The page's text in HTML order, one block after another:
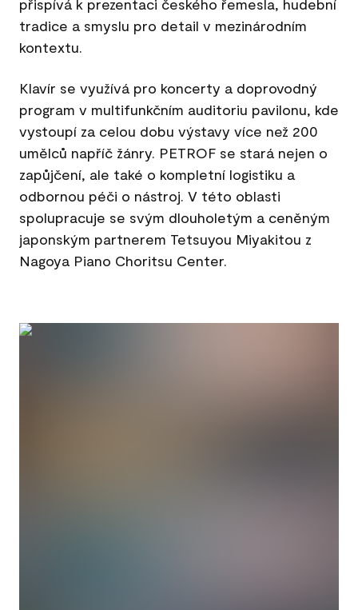
přispívá k prezentaci českého řemesla, hudební
tradice a smyslu pro detail v mezinárodním
kontextu.
Klavír se využívá pro koncerty a doprovodný
program v multifunkčním auditoriu pavilonu, kde
vystoupí za celou dobu výstavy více než 200
umělců napříč žánry. PETROF se stará nejen o
zapůjčení, ale také o kompletní logistiku a
odbornou péči o nástroj. V této oblasti
spolupracuje se svým dlouholetým a ceněným
japonským partnerem Tetsuyou Miyakitou z
Nagoya Piano Choritsu Center.